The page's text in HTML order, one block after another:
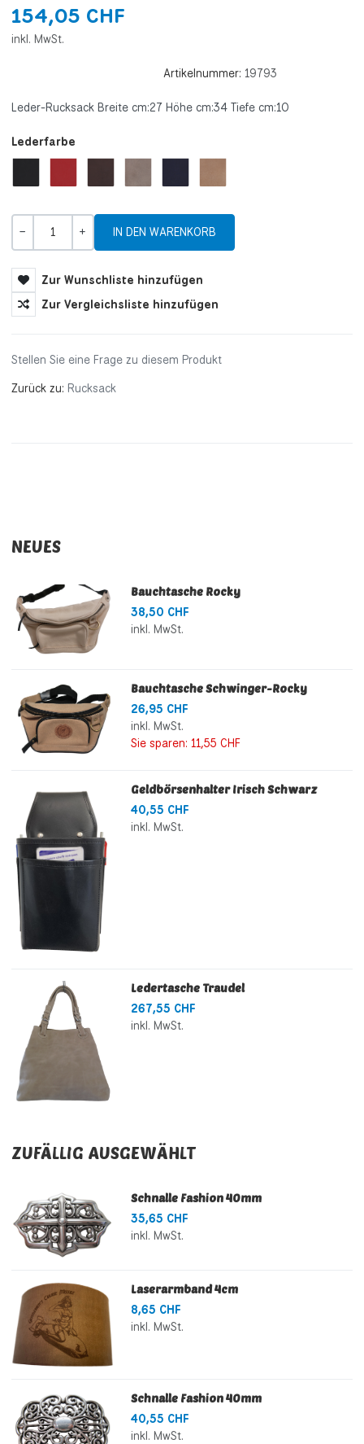
154,05 CHF
inkl. MwSt.
Artikelnummer: 19793
Leder-Rucksack Breite cm:27 Höhe cm:34 Tiefe cm:10
Lederfarbe
Zur Wunschliste hinzufügen
Zur Vergleichsliste hinzufügen
Stellen Sie eine Frage zu diesem Produkt
Zurück zu: Rucksack
NEUES
Bauchtasche Rocky
38,50 CHF
inkl. MwSt.
Bauchtasche Schwinger-Rocky
26,95 CHF
inkl. MwSt.
Sie sparen: 11,55 CHF
Geldbörsenhalter Irisch Schwarz
40,55 CHF
inkl. MwSt.
Ledertasche Traudel
267,55 CHF
inkl. MwSt.
ZUFÄLLIG AUSGEWÄHLT
Schnalle Fashion 40mm
35,65 CHF
inkl. MwSt.
Laserarmband 4cm
8,65 CHF
inkl. MwSt.
Schnalle Fashion 40mm
40,55 CHF
inkl. MwSt.